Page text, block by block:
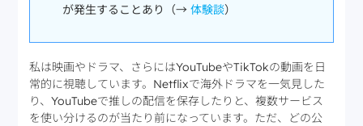
が発生することあり（→体験談）
私は映画やドラマ、さらにはYouTubeやTikTokの動画を日
常的に視聴しています。Netflixで海外ドラマを一気見した
り、YouTubeで推しの配信を保存したりと、複数サービス
を使い分けるのが当たり前になっています。ただ、どの公